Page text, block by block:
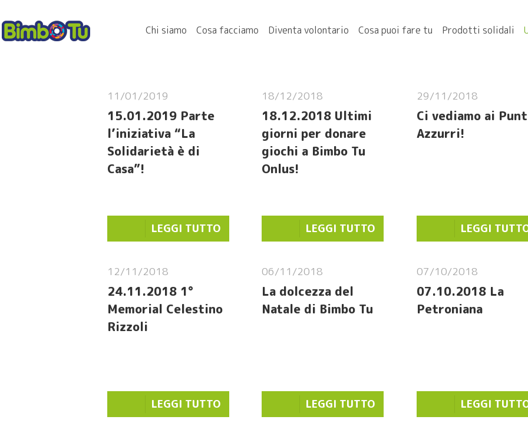
Chi siamo Cosa facciamo Diventa volontario Cosa puoi fare tu Prodotti solidali
11/01/2019
15.01.2019 Parte
l’iniziativa “La
Solidarietà è di
Casa”!
LEGGI TUTTO
18/12/2018
18.12.2018 Ultimi
giorni per donare
giochi a Bimbo Tu
Onlus!
LEGGI TUTTO
29/11/2018
Ci vediamo ai
Azzurri!
LEGGI
12/11/2018
24.11.2018 1°
Memorial Celestino
Rizzoli
LEGGI TUTTO
06/11/2018
La dolcezza del
Natale di Bimbo Tu
LEGGI TUTTO
07/10/2018
07.10.2018 La
Petroniana
LEGGI